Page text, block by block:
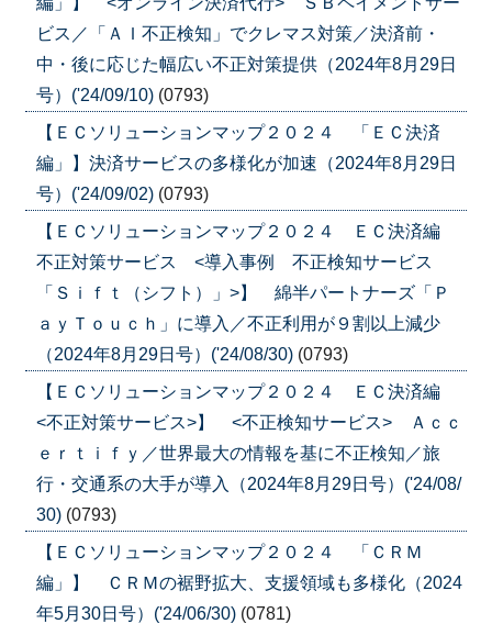
ビス／「ＡＩ不正検知」でクレマス対策／決済前・
中・後に応じた幅広い不正対策提供（2024年8月29日
号）('24/09/10) (0793)
【ＥＣソリューションマップ２０２４ 「ＥＣ決済
編」】決済サービスの多様化が加速（2024年8月29日
号）('24/09/02) (0793)
【ＥＣソリューションマップ２０２４ ＥＣ決済編
不正対策サービス <導入事例 不正検知サービス
「Ｓｉｆｔ（シフト）」>】 綿半パートナーズ「Ｐ
ａｙＴｏｕｃｈ」に導入／不正利用が９割以上減少
（2024年8月29日号）('24/08/30) (0793)
【ＥＣソリューションマップ２０２４ ＥＣ決済編
<不正対策サービス>】 <不正検知サービス> Ａｃｃ
ｅｒｔｉｆｙ／世界最大の情報を基に不正検知／旅
行・交通系の大手が導入（2024年8月29日号）('24/08/
30) (0793)
【ＥＣソリューションマップ２０２４ 「ＣＲＭ
編」】 ＣＲＭの裾野拡大、支援領域も多様化（2024
年5月30日号）('24/06/30) (0781)